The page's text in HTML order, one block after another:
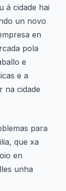
á cidade hai
un novo
en
pola
e
e a
na cidade
para
que xa
en
unha